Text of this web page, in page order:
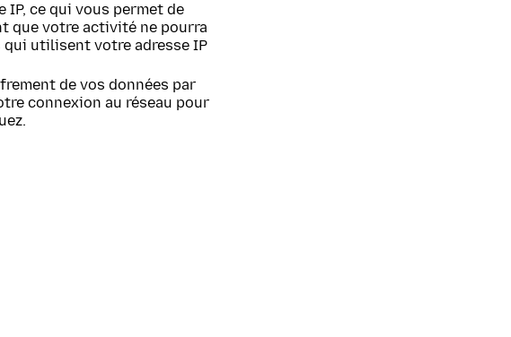
IP, ce qui vous permet de
que votre activité ne pourra
utilisent votre adresse IP
de vos données par
connexion au réseau pour